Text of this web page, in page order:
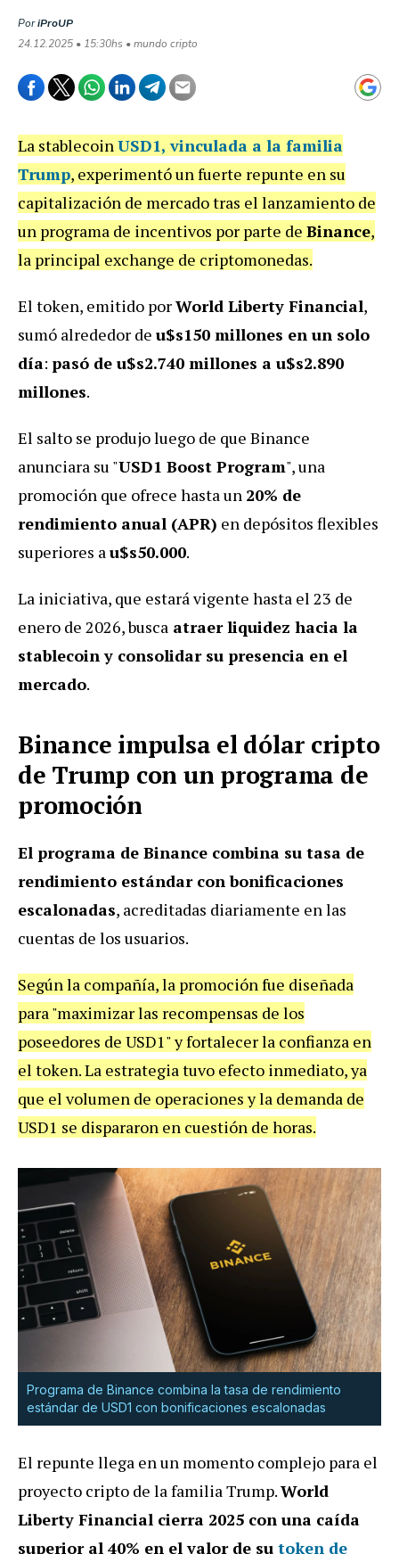
PoriProUP
24.12.2025 • 15:30hs • mundo cripto
La stablecoinUSD1, vinculada a la familia
Trump, experimentó un fuerte repunte en su
capitalización de mercado tras el lanzamiento de
un programa de incentivos por parte de Binance,
la principal exchange de criptomonedas.
El token, emitido porWorld Liberty Financial,
sumó alrededor de u$s150 millones en un solo
día: pasó de u$s2.740 millones a u$s2.890
millones.
El salto se produjo luego de que Binance
anunciara su "USD1 Boost Program", una
promoción que ofrece hasta un 20% de
rendimiento anual (APR) en depósitos flexibles
superiores au$s50.000.
La iniciativa, que estará vigente hasta el 23 de
enero de 2026, busca atraer liquidez hacia la
stablecoin y consolidar su presencia en el
mercado.
Binance impulsa el dólar cripto
de Trump con un programa de
promoción
El programa de Binance combina su tasa de
rendimiento estándar con bonificaciones
escalonadas, acreditadas diariamente en las
cuentas de los usuarios.
Según la compañía, la promoción fue diseñada
para "maximizar las recompensas de los
poseedores de USD1" y fortalecer la confianza en
el token. La estrategia tuvo efecto inmediato, ya
que el volumen de operaciones y la demanda de
USD1 se dispararon en cuestión de horas.
Programa de Binance combina la tasa de rendimiento
estándar de USD1 con bonificaciones escalonadas
El repunte llega en un momento complejo para el
proyecto cripto de la familia Trump.World
Liberty Financial cierra 2025 con una caída
superior al 40% en el valor de su token de